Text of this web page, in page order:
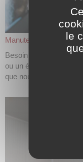
Manutention de grain
Besoin d’un nouveau
ou un élévateur dans
que nous disposions
le